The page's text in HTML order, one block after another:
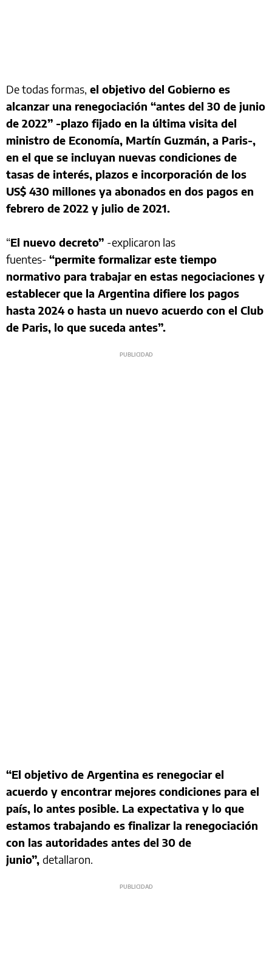
De todas formas, el objetivo del Gobierno es
alcanzar una renegociación “antes del 30 de junio
de 2022” -plazo fijado en la última visita del
ministro de Economía, Martín Guzmán, a Paris-,
en el que se incluyan nuevas condiciones de
tasas de interés, plazos e incorporación de los
US$ 430 millones ya abonados en dos pagos en
febrero de 2022 y julio de 2021.
“El nuevo decreto” -explicaron las
fuentes- “permite formalizar este tiempo
normativo para trabajar en estas negociaciones y
establecer que la Argentina difiere los pagos
hasta 2024 o hasta un nuevo acuerdo con el Club
de Paris, lo que suceda antes”.
“El objetivo de Argentina es renegociar el
acuerdo y encontrar mejores condiciones para el
país, lo antes posible. La expectativa y lo que
estamos trabajando es finalizar la renegociación
con las autoridades antes del 30 de
junio”, detallaron.